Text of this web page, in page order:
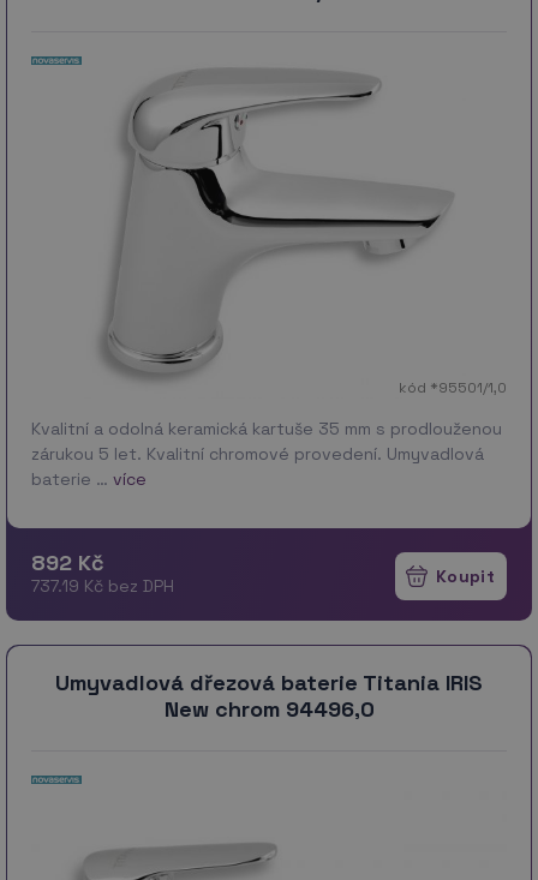
kód *95501/1,0
Kvalitní a odolná keramická kartuše 35 mm s prodlouženou
zárukou 5 let. Kvalitní chromové provedení. Umyvadlová
baterie … více
892 Kč
737.19 Kč bez DPH
Umyvadlová dřezová baterie Titania IRIS
New chrom 94496,0